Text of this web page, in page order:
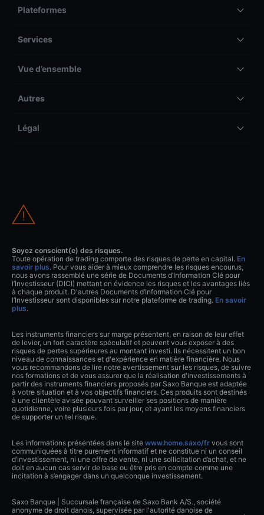
Plateformes
Services
Vue d’ensemble
Autres
Légal
Soyez conscient(e) des risques.
Toute opération de trading comporte des risques de perte en capital. En
savoir plus. Pour vous aider à mieux comprendre les risques encourus,
nous avons rassemblé une série de Documents d’Information Clé pour
l’Investisseur (DICI) mettant en évidence les risques et les avantages liés
à chaque produit. D'autres Documents d’Information Clé pour
l’Investisseur sont disponibles sur notre plateforme de trading. En savoir
plus.
Les instruments financiers sur marge présentent, en raison de leur effet
de levier, un fort caractère spéculatif et peuvent vous exposer à des
risques de pertes supérieures au montant investi. Ils nécessitent un bon
niveau de connaissances et d'expérience en matière financière. Nous
vous recommandons de lire notre avertissement sur les risques, de suivre
nos formations et de vous assurer que la réalisation d'investissements à
partir des instruments financiers proposés par Saxo Banque est adaptée
à votre situation et à vos objectifs financiers. Ces produits sont destinés
à une clientèle avisée pouvant surveiller ses positions de manière
quotidienne, voire plusieurs fois par jour, et ayant les moyens financiers
de supporter un tel risque.
Les informations présentées dans le site www.home.saxo/fr vous sont
communiquées à titre purement informatif et ne constitue ni un conseil
d’investissement, ni une offre de vente, ni une sollicitation d’achat, et ne
doit en aucun cas servir de base ou être pris en compte comme une
incitation à s’engager dans un quelconque investissement.
Saxo Banque | Succursale française de Saxo Bank A/S., société
anonyme de droit danois, supervisée par l'autorité danoise de